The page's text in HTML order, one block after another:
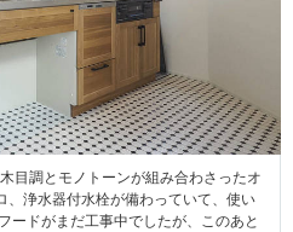
目調とモノトーンが組み合わさったオ
、浄水器付水栓が備わっていて、使い
ードがまだ工事中でしたが、このあと